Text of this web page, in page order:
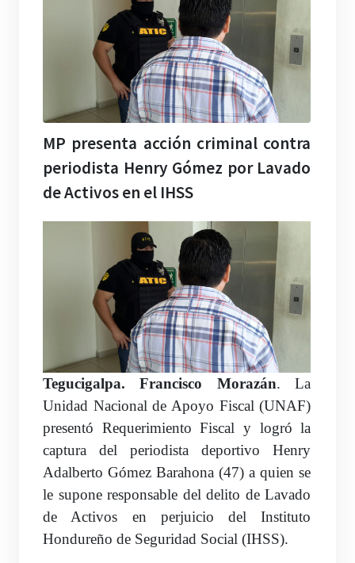
MP presenta acción criminal contra
periodista Henry Gómez por Lavado
de Activos en el IHSS
Tegucigalpa. Francisco Morazán. La
Unidad Nacional de Apoyo Fiscal (UNAF)
presentó Requerimiento Fiscal y logró la
captura del periodista deportivo Henry
Adalberto Gómez Barahona (47) a quien se
le supone responsable del delito de Lavado
de Activos en perjuicio del Instituto
Hondureño de Seguridad Social (IHSS).